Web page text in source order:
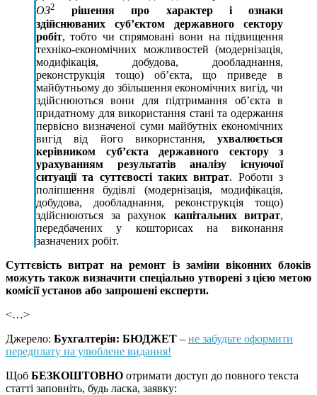
ОЗ2
рішення про характер і ознаки
здійснюваних суб’єктом державного сектору
робіт, тобто чи спрямовані вони на підвищення
техніко-економічних можливостей (модернізація,
модифікація, добудова, дообладнання,
реконструкція тощо) об’єкта, що приведе в
майбутньому до збільшення економічних вигід, чи
здійснюються вони для підтримання об’єкта в
придатному для використання стані та одержання
первісно визначеної суми майбутніх економічних
вигід від його використання, ухвалюється
керівником суб’єкта державного сектору з
урахуванням результатів аналізу існуючої
ситуації та суттєвості таких витрат. Роботи з
поліпшення будівлі (модернізація, модифікація,
добудова, дообладнання, реконструкція тощо)
здійснюються за рахунок капітальних витрат,
передбачених у кошторисах на виконання
зазначених робіт.
Суттєвість витрат на ремонт із заміни віконних блоків
можуть також визначити спеціально утворені з цією метою
комісії установ або запрошені експерти.
<…>
Джерело: Бухгалтерія: БЮДЖЕТ – не забудьте оформити
передплату на улюблене видання!
Щоб БЕЗКОШТОВНО отримати доступ до повного текста
статті заповніть, будь ласка, заявку: